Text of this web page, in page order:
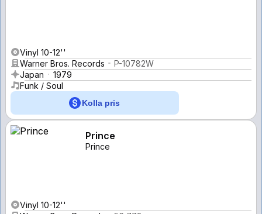
Vinyl 10-12''
Warner Bros. Records
P-10782W
Japan
1979
Funk / Soul
Kolla pris
Prince
Prince
Vinyl 10-12''